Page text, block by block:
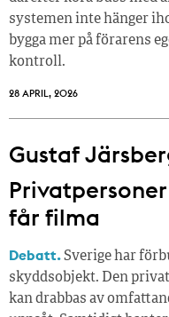
systemen inte hänger
bygga mer på förarens
kontroll.
28 APRIL, 2026
Gustaf
får filma
Debatt.Sverige har
skyddsobjekt. Den
kan drabbas av